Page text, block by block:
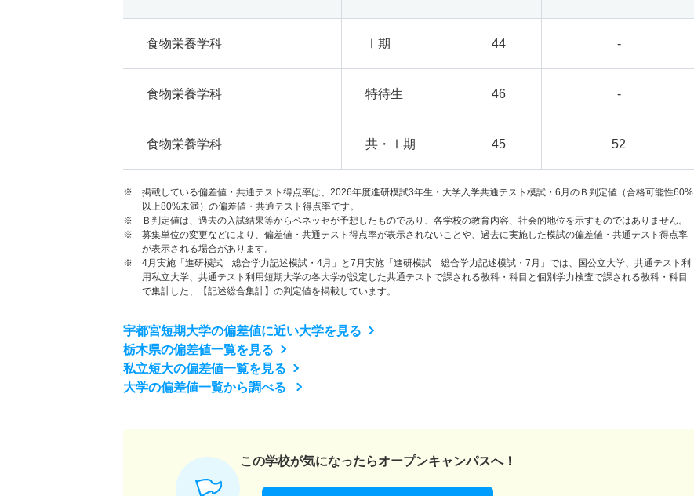
食物栄養学科 Ⅰ期 44 -
食物栄養学科 特待生 46 -
食物栄養学科 共・Ⅰ期 45 52
※ 掲載している偏差値・共通テスト得点率は、2026年度進研模試3年生・大学入学共通テスト模試・6月のＢ判定値（合格可能性60%
以上80%未満）の偏差値・共通テスト得点率です。
※ Ｂ判定値は、過去の入試結果等からベネッセが予想したものであり、各学校の教育内容、社会的地位を示すものではありません。
※ 募集単位の変更などにより、偏差値・共通テスト得点率が表示されないことや、過去に実施した模試の偏差値・共通テスト得点率
が表示される場合があります。
※ 4月実施「進研模試 総合学力記述模試・4月」と7月実施「進研模試 総合学力記述模試・7月」では、国公立大学、共通テスト利
用私立大学、共通テスト利用短期大学の各大学が設定した共通テストで課される教科・科目と個別学力検査で課される教科・科目
で集計した、【記述総合集計】の判定値を掲載しています。
宇都宮短期大学の偏差値に近い大学を見る
栃木県の偏差値一覧を見る
私立短大の偏差値一覧を見る
大学の偏差値一覧から調べる
この学校が気になったらオープンキャンパスへ！